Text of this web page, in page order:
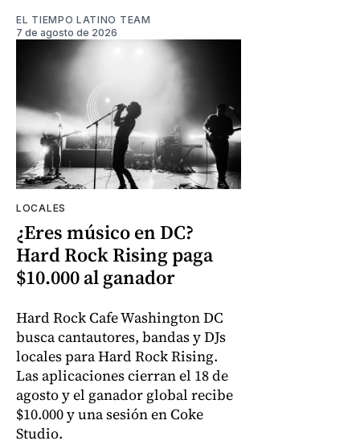
EL TIEMPO LATINO TEAM
7 de agosto de 2026
LOCALES
¿Eres músico en DC?
Hard Rock Rising paga
$10.000 al ganador
Hard Rock Cafe Washington DC
busca cantautores, bandas y DJs
locales para Hard Rock Rising.
Las aplicaciones cierran el 18 de
agosto y el ganador global recibe
$10.000 y una sesión en Coke
Studio.